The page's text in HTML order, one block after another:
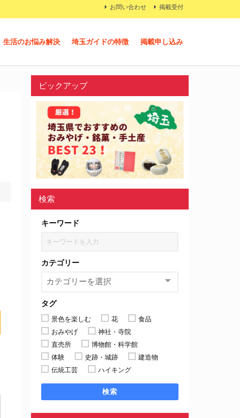
お問い合わせ 掲載受付
生活のお悩み解決 埼玉ガイドの特徴 掲載申し込み
ピックアップ
検索
キーワード
カテゴリー
タグ
景色を楽しむ 花
食品
おみやげ
神社・寺院
直売所
博物館・科学館
体験
史跡・城跡
建造物
伝統工芸
ハイキング
検索